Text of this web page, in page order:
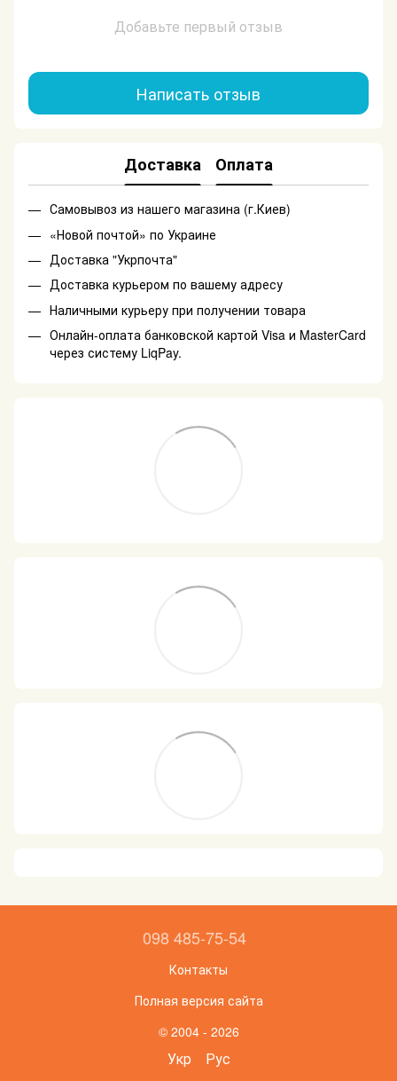
Добавьте первый отзыв
Написать отзыв
Доставка Оплата
Самовывоз из нашего магазина (г.Киев)
«Новой почтой» по Украине
Доставка "Укрпочта"
Доставка курьером по вашему адресу
Наличными курьеру при получении товара
Онлайн-оплата банковской картой Visa и MasterCard
через систему LiqPay.
098 485-75-54
Контакты
Полная версия сайта
© 2004 - 2026
Укр Рус